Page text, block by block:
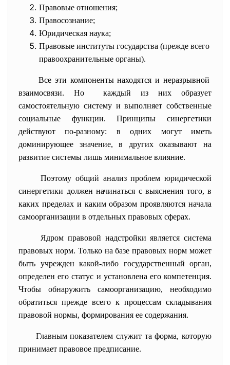
Правовые отношения;
Правосознание;
Юридическая наука;
Правовые институты государства (прежде всего
правоохранительные органы).
Все эти компоненты находятся и неразрывной
взаимосвязи. Но каждый из них образует
самостоятельную систему и выполняет собственные
социальные функции. Принципы синергетики
действуют по-разному: в одних могут иметь
доминирующее значение, в других оказывают на
развитие системы лишь минимальное влияние.
Поэтому общий анализ проблем юридической
синергетики должен начинаться с выяснения того, в
каких пределах и каким образом проявляются начала
самоорганизации в отдельных правовых сферах.
Ядром правовой надстройки является система
правовых норм. Только на базе правовых норм может
быть учрежден какой-либо государственный орган,
определен его статус и установлена его компетенция.
Чтобы обнаружить самоорганизацию, необходимо
обратиться прежде всего к процессам складывания
правовой нормы, формирования ее содержания.
Главным показателем служит та форма, которую
принимает правовое предписание.